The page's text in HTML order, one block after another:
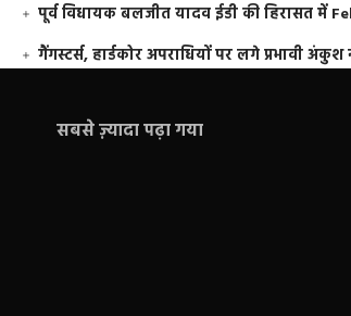
पूर्व विधायक बलजीत यादव ईडी की हिरासत में
गैंगस्टर्स, हार्डकोर अपराधियों पर लगे प्रभावी
सबसे ज़्यादा पढ़ा गया